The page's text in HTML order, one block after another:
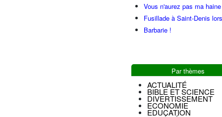
Vous n'aurez pas ma haine
Fusillade à Saint-Denis
Barbarie !
Par thèmes
ACTUALITÉ
BIBLE ET SCIENCE
DIVERTISSEMENT
ECONOMIE
EDUCATION